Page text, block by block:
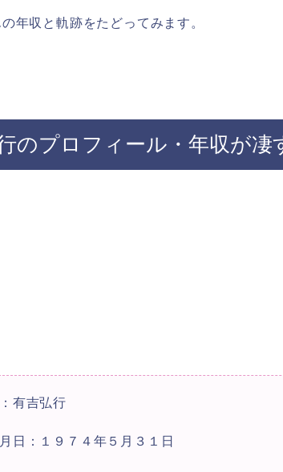
年収と軌跡をたどってみます。
のプロフィール・年収が凄
有吉弘行
日：１９７４年５月３１日